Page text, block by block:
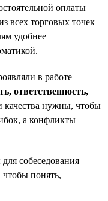
оплаты
всех торговых точек
удобнее
в работе
ответственность,
качества нужны, чтобы
а конфликты
собеседования
понять,